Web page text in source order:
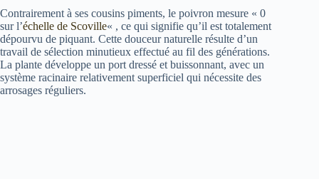
Contrairement à ses cousins piments, le poivron mesure « 0
sur l’échelle de Scoville« , ce qui signifie qu’il est totalement
dépourvu de piquant. Cette douceur naturelle résulte d’un
travail de sélection minutieux effectué au fil des générations.
La plante développe un port dressé et buissonnant, avec un
système racinaire relativement superficiel qui nécessite des
arrosages réguliers.